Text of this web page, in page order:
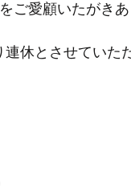
ご愛顧いたがきあ
休とさせていた